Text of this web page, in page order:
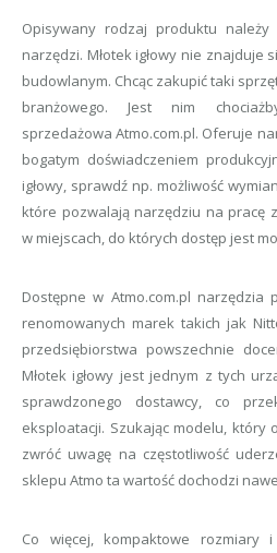
Opisywany rodzaj produktu należy
narzędzi. Młotek igłowy nie znajduje
budowlanym. Chcąc zakupić taki
branżowego. Jest nim
sprzedażowa Atmo.com.pl. Oferuje
bogatym doświadczeniem
igłowy, sprawdź np. możliwość
które pozwalają narzędziu na pracę
w miejscach, do których dostęp jest
Dostępne w Atmo.com.pl narzędzia
renomowanych marek takich jak
przedsiębiorstwa powszechnie
Młotek igłowy jest jednym z tych
sprawdzonego dostawcy, co
eksploatacji. Szukając modelu, który
zwróć uwagę na częstotliwość
sklepu Atmo ta wartość dochodzi
Co więcej, kompaktowe rozmiary